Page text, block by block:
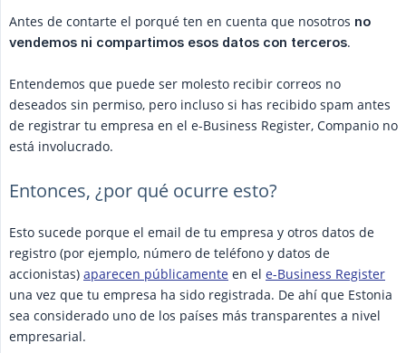
Antes de contarte el porqué ten en cuenta que nosotros no
vendemos ni compartimos esos datos con terceros.
Entendemos que puede ser molesto recibir correos no
deseados sin permiso, pero incluso si has recibido spam antes
de registrar tu empresa en el e-Business Register, Companio no
está involucrado.
Entonces, ¿por qué ocurre esto?
Esto sucede porque el email de tu empresa y otros datos de
registro (por ejemplo, número de teléfono y datos de
accionistas) aparecen públicamente en el e-Business Register
una vez que tu empresa ha sido registrada. De ahí que Estonia
sea considerado uno de los países más transparentes a nivel
empresarial.